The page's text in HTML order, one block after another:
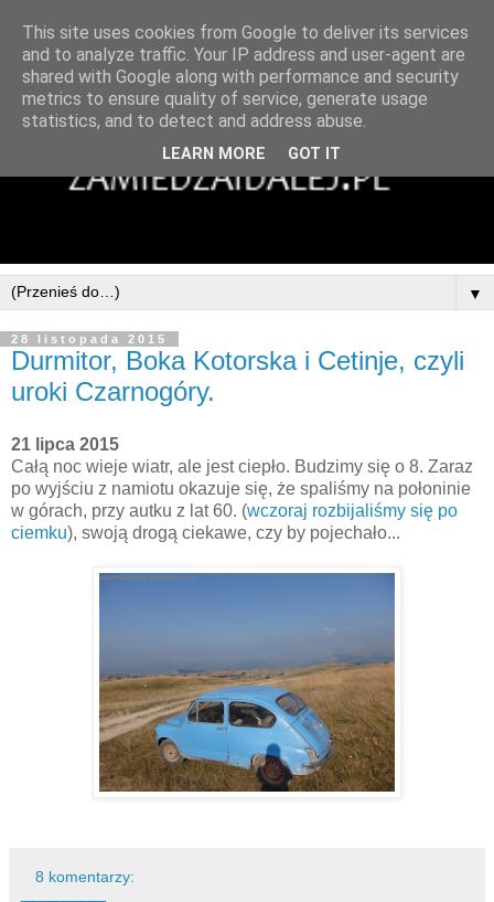
▼
28 listopada 2015
Durmitor, Boka Kotorska i Cetinje, czyli
uroki Czarnogóry.
21 lipca 2015
Całą noc wieje wiatr, ale jest ciepło. Budzimy się o 8. Zaraz
po wyjściu z namiotu okazuje się, że spaliśmy na połoninie
w górach, przy autku z lat 60. (wczoraj rozbijaliśmy się po
ciemku), swoją drogą ciekawe, czy by pojechało...
8 komentarzy:
This site uses cookies from Google to deliver its services
and to analyze traffic. Your IP address and user-agent are
shared with Google along with performance and security
metrics to ensure quality of service, generate usage
statistics, and to detect and address abuse.
LEARN MORE GOT IT